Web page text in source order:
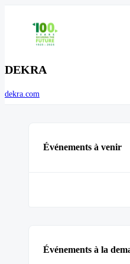
DEKRA
dekra.com
Événements à venir
Événements à la